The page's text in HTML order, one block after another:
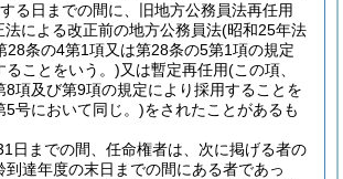
る日までの間に、旧地方公務員法再任用
法による改正前の地方公務員法(昭和25年法
28条の4第1項又は第28条の5第1項の規定
ることをいう。)又は暫定再任用(この項、
8項及び第9項の規定により採用することを
5号において同じ。)をされたことがあるも
日までの間、任命権者は、次に掲げる者の
到達年度の末日までの間にある者であっ